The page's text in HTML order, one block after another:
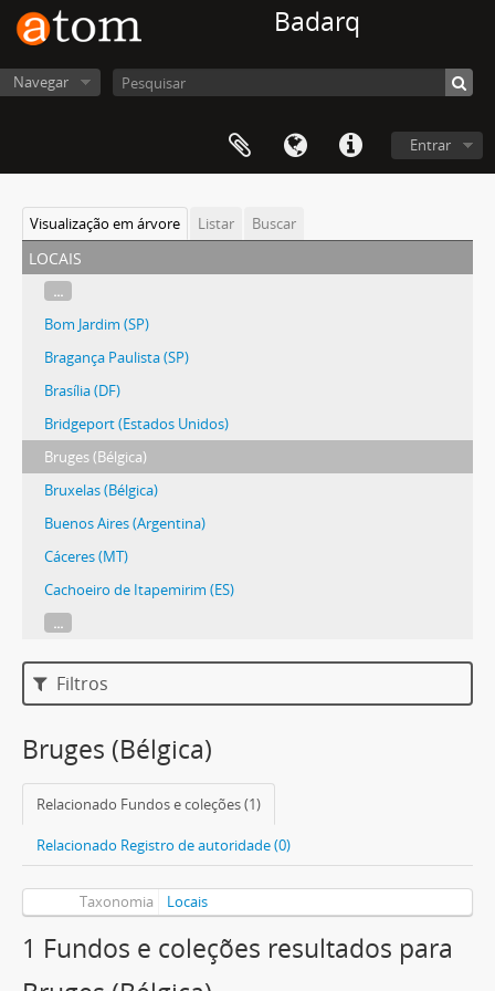
Badarq
Navegar
Entrar
Visualização em árvore Listar Buscar
locais
...
Bom Jardim (SP)
Bragança Paulista (SP)
Brasília (DF)
Bridgeport (Estados Unidos)
Bruges (Bélgica)
Bruxelas (Bélgica)
Buenos Aires (Argentina)
Cáceres (MT)
Cachoeiro de Itapemirim (ES)
...
Filtros
Bruges (Bélgica)
Relacionado Fundos e coleções (1)
Relacionado Registro de autoridade (0)
Taxonomia Locais
1 Fundos e coleções resultados para